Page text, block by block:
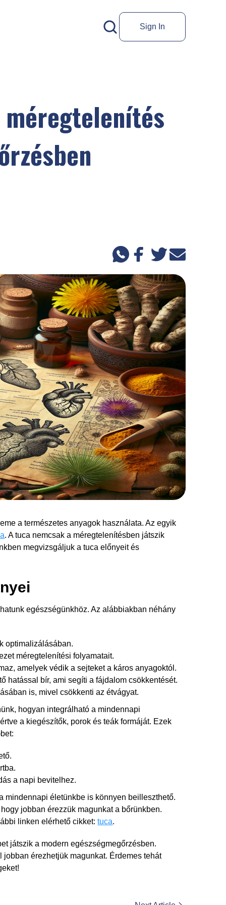
Sign In
a természetes anyagok használata. Az egyik
. A tuca nemcsak a méregtelenítésben játszik
megvizsgáljuk a tuca előnyeit és
egészségünkhöz. Az alábbiakban néhány
optimalizálásában.
méregtelenítési folyamatait.
amelyek védik a sejteket a káros anyagoktól.
hatással bír, ami segíti a fájdalom csökkentését.
is, mivel csökkenti az étvágyat.
hogyan integrálható a mindennapi
a kiegészítők, porok és teák formáját. Ezek
a napi bevitelhez.
mindennapi életünkbe is könnyen beilleszthető.
jobban érezzük magunkat a bőrünkben.
linken elérhető cikket:tuca.
játszik a modern egészségmegőrzésben.
érezhetjük magunkat. Érdemes tehát